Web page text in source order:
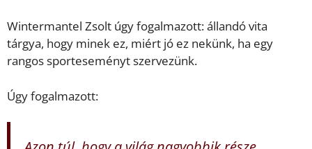
Wintermantel Zsolt úgy fogalmazott: állandó vita
tárgya, hogy minek ez, miért jó ez nekünk, ha egy
rangos sporteseményt szervezünk.
Úgy fogalmazott: